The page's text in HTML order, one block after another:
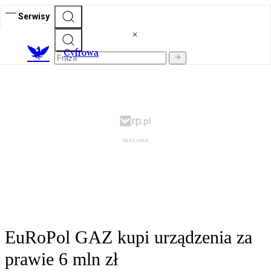
Serwisy
Cyfrowa
EuRoPol GAZ kupi urządzenia za
prawie 6 mln zł